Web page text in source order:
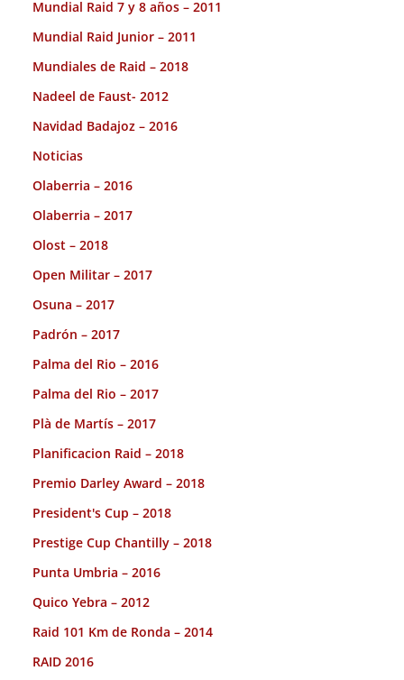
Mundial Raid 7 y 8 años – 2011
Mundial Raid Junior – 2011
Mundiales de Raid – 2018
Nadeel de Faust- 2012
Navidad Badajoz – 2016
Noticias
Olaberria – 2016
Olaberria – 2017
Olost – 2018
Open Militar – 2017
Osuna – 2017
Padrón – 2017
Palma del Rio – 2016
Palma del Rio – 2017
Plà de Martís – 2017
Planificacion Raid – 2018
Premio Darley Award – 2018
President's Cup – 2018
Prestige Cup Chantilly – 2018
Punta Umbria – 2016
Quico Yebra – 2012
Raid 101 Km de Ronda – 2014
RAID 2016